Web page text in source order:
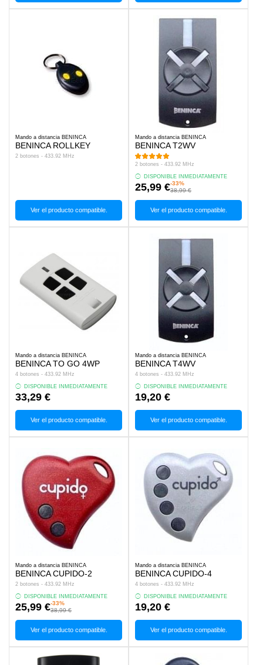
Mando a distancia BENINCA
BENINCA ROLLKEY
2 botones - 433.92 MHz
Ver el producto compatible.
Mando a distancia BENINCA
BENINCA T2WV
2 botones - 433.92 MHz
DISPONIBLE INMEDIATAMENTE
25,99 €-33%
38,99 €
Ver el producto compatible.
Mando a distancia BENINCA
BENINCA TO GO 4WP
4 botones - 433.92 MHz
DISPONIBLE INMEDIATAMENTE
33,29 €
Ver el producto compatible.
Mando a distancia BENINCA
BENINCA T4WV
4 botones - 433.92 MHz
DISPONIBLE INMEDIATAMENTE
19,20 €
Ver el producto compatible.
Mando a distancia BENINCA
BENINCA CUPIDO-2
2 botones - 433.92 MHz
DISPONIBLE INMEDIATAMENTE
25,99 €-33%
38,99 €
Ver el producto compatible.
Mando a distancia BENINCA
BENINCA CUPIDO-4
4 botones - 433.92 MHz
DISPONIBLE INMEDIATAMENTE
19,20 €
Ver el producto compatible.